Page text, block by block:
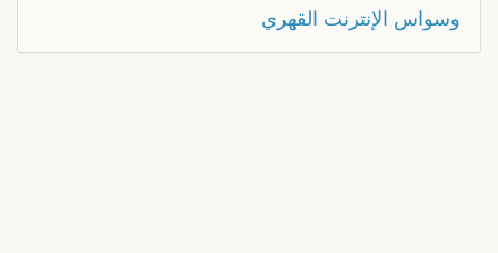
وسواس الإنترنت القهري